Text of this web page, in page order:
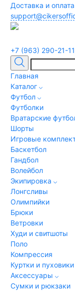
Доставка и
+7 (963) 290-21-11
Главная
Каталог
Футбол
Футболки
Вратарские
Шорты
Игровые
Баскетбол
Гандбол
Волейбол
Экипировка
Лонгсливы
Олимпийки
Брюки
Ветровки
Худи и свитшоты
Поло
Компрессия
Куртки и пуховики
Аксессуары
Сумки и рюкзаки